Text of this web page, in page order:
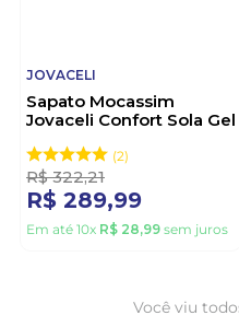
JOVACELI
Sapato Mocassim
Jovaceli Confort Sola Gel
2
R$ 322,21
R$ 289,99
Em até 10x R$ 28,99 sem juros
Você viu